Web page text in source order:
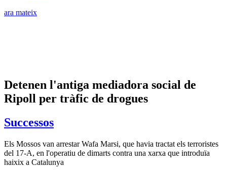
ara mateix
Detenen l'antiga mediadora social de
Ripoll per tràfic de drogues
Successos
Els Mossos van arrestar Wafa Marsi, que havia tractat els terroristes
del 17-A, en l'operatiu de dimarts contra una xarxa que introduïa
haixix a Catalunya